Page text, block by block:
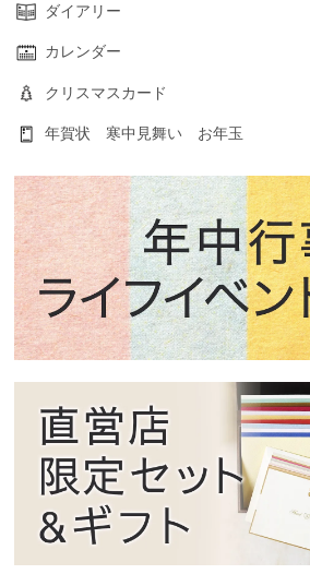
ダイアリー
カレンダー
クリスマスカード
年賀状 寒中見舞い お年玉